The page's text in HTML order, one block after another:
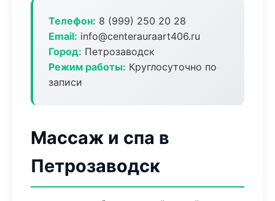
Телефон: 8 (999) 250 20 28
Email: info@centerauraart406.ru
Город: Петрозаводск
Режим работы: Круглосуточно по
записи
Массаж и спа в
Петрозаводск